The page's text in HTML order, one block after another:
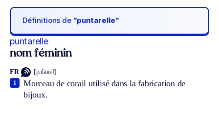
Définitions de “puntarelle“
puntarelle
nom féminin
FR [pɔ̃taʀɛl]
Morceau de corail utilisé dans la fabrication de
bijoux.
1